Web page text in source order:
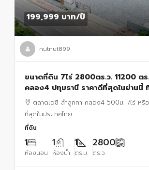
199,999 บาท/ปี
nutnut899
ขนาดที่ดิน 7ไร่ 2800ตร.ว. 11200 ตร
คลอง4 ปทุมธานี ราคาดีที่สุดในย่านนี้
เช่า ตลาดเอซี ลำลูกกา คลอง4 500ม. 7ไร่ หรื
ที่สุดในประเทศไทย
ที่ดิน
1
ห้องนอน
1
ห้องน้ำ
1
ตร.ม.
2800
ตร.ว.